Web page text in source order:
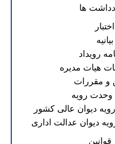
ها
اختبار
بیانیه
رویداد
هیات مدیره
و مقررات
وحدت رویه
دیوان عالی کشور
دیوان عدالت اداری
قوانین